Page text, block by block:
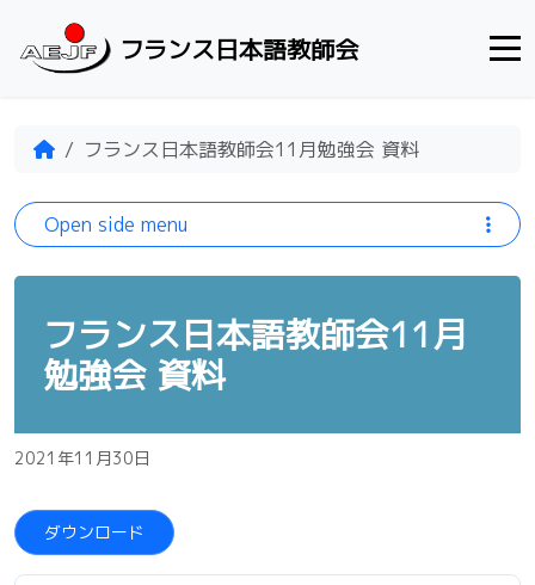
フランス日本語教師会
Homeフランス日本語教師会11月勉強会 資料
フランス日本語教師会11月
勉強会 資料
2021年11月30日
ダウンロード
Open side menu